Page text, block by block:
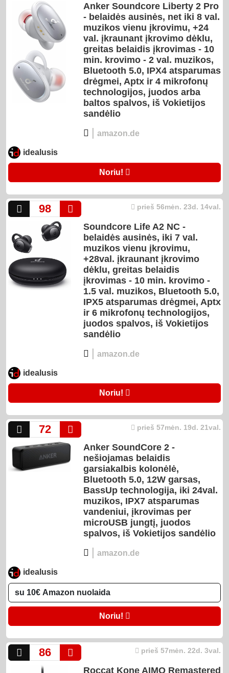
Anker Soundcore Liberty 2 Pro
- belaidės ausinės, net iki 8 val.
muzikos vienu įkrovimu, +24
val. įkraunant įkrovimo dėklu,
greitas belaidis įkrovimas - 10
min. krovimo - 2 val. muzikos,
Bluetooth 5.0, IPX4 atsparumas
drėgmei, Aptx ir 4 mikrofonų
technologijos, juodos arba
baltos spalvos, iš Vokietijos
sandėlio
| amazon.de
idealusis
Noriu!
98 prieš 56mėn. 23d. 14val.
Soundcore Life A2 NC -
belaidės ausinės, iki 7 val.
muzikos vienu įkrovimu,
+28val. įkraunant įkrovimo
dėklu, greitas belaidis
įkrovimas - 10 min. krovimo -
1.5 val. muzikos, Bluetooth 5.0,
IPX5 atsparumas drėgmei, Aptx
ir 6 mikrofonų technologijos,
juodos spalvos, iš Vokietijos
sandėlio
| amazon.de
idealusis
Noriu!
72 prieš 57mėn. 19d. 21val.
Anker SoundCore 2 -
nešiojamas belaidis
garsiakalbis kolonėlė,
Bluetooth 5.0, 12W garsas,
BassUp technologija, iki 24val.
muzikos, IPX7 atsparumas
vandeniui, įkrovimas per
microUSB jungtį, juodos
spalvos, iš Vokietijos sandėlio
amazon.de
idealusis
Noriu!
86 prieš 57mėn. 22d. 3val.
Roccat Kone AIMO Remastered